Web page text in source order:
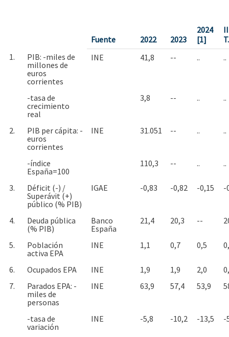
Fuente 2022 2023
2024
[1]
II
1.
PIB: -miles de
millones de
euros
corrientes
INE 41,8 -- .. ..
-tasa de
crecimiento
real
3,8 -- .. ..
2.
PIB per cápita: -
euros
corrientes
INE 31.051 -- .. ..
-índice
España=100
110,3 -- .. ..
3.
Déficit (-) /
Superávit (+)
público (% PIB)
IGAE -0,83 -0,82 -0,15 -
4.
Deuda pública
(% PIB)
Banco
España
21,4 20,3 --
5.
Población
activa EPA
INE 1,1 0,7 0,5
6. Ocupados EPA INE 1,9 1,9 2,0
7.
Parados EPA: -
miles de
personas
INE 63,9 57,4 53,9
-tasa de
variación
INE -5,8 -10,2 -13,5 -